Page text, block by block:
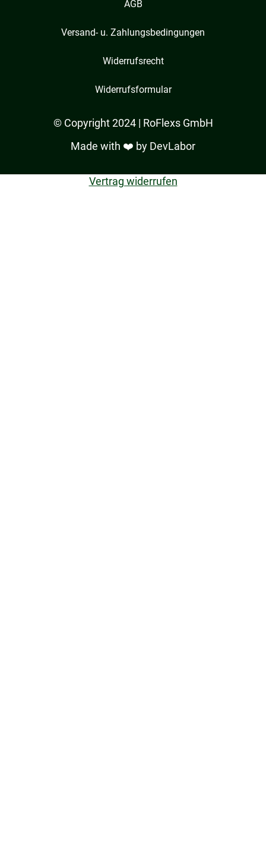
AGB
Versand- u. Zahlungsbedingungen
Widerrufsrecht
Widerrufsformular
© Copyright 2024 | RoFlexs GmbH
Made with ❤️ by DevLabor
Vertrag widerrufen